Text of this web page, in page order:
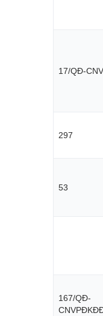
17/QĐ-
297
53
167/QĐ-